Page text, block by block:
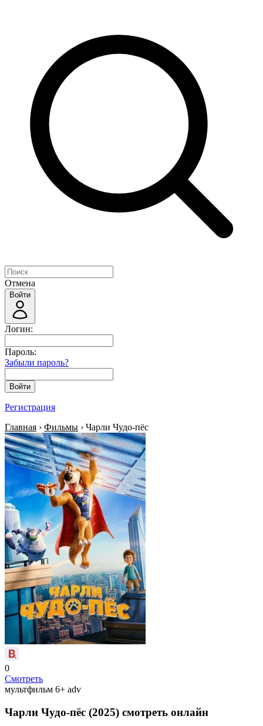
Отмена
Войти
Логин:
Пароль:
Забыли пароль?
Войти
Регистрация
Главная › Фильмы › Чарли Чудо-пёс
0
Смотреть
мультфильм 6+ adv
Чарли Чудо-пёс (2025) смотреть онлайн